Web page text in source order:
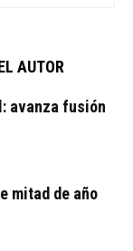
AUTOR
avanza fusión
mitad de año